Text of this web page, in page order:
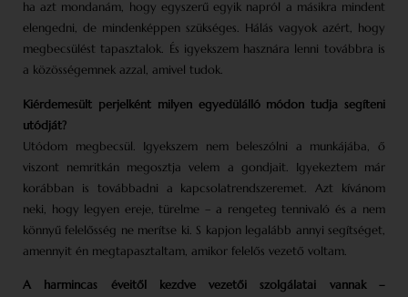
ha azt mondanám, hogy egyszerű egyik napról a másikra mindent
elengedni, de mindenképpen szükséges. Hálás vagyok azért, hogy
megbecsülést tapasztalok. És igyekszem hasznára lenni továbbra is
a közösségemnek azzal, amivel tudok.
Kiérdemesült perjelként milyen egyedülálló módon tudja segíteni
utódját?
Utódom megbecsül. Igyekszem nem beleszólni a munkájába, ő
viszont nemritkán megosztja velem a gondjait. Igyekeztem már
korábban is továbbadni a kapcsolatrendszeremet. Azt kívánom
neki, hogy legyen ereje, türelme – a rengeteg tennivaló és a nem
könnyű felelősség ne merítse ki. S kapjon legalább annyi segítséget,
amennyit én megtapasztaltam, amikor felelős vezető voltam.
A harmincas éveitől kezdve vezetői szolgálatai vannak –